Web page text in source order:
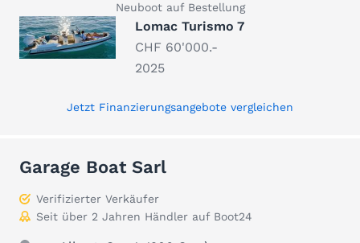
Neuboot auf Bestellung
Lomac Turismo 7
CHF 60'000.-
2025
Jetzt Finanzierungsangebote vergleichen
Garage Boat Sarl
Verifizierter Verkäufer
Seit über 2 Jahren Händler auf Boot24